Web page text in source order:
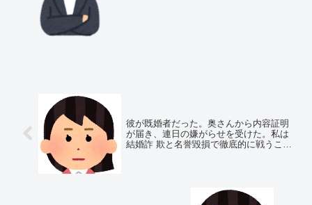
彼が既婚者だった。奥さんから内容証明
が届き、連日の嫌がらせを受けた。私は
結婚詐 欺と名誉毀損で徹底的に戦うこと